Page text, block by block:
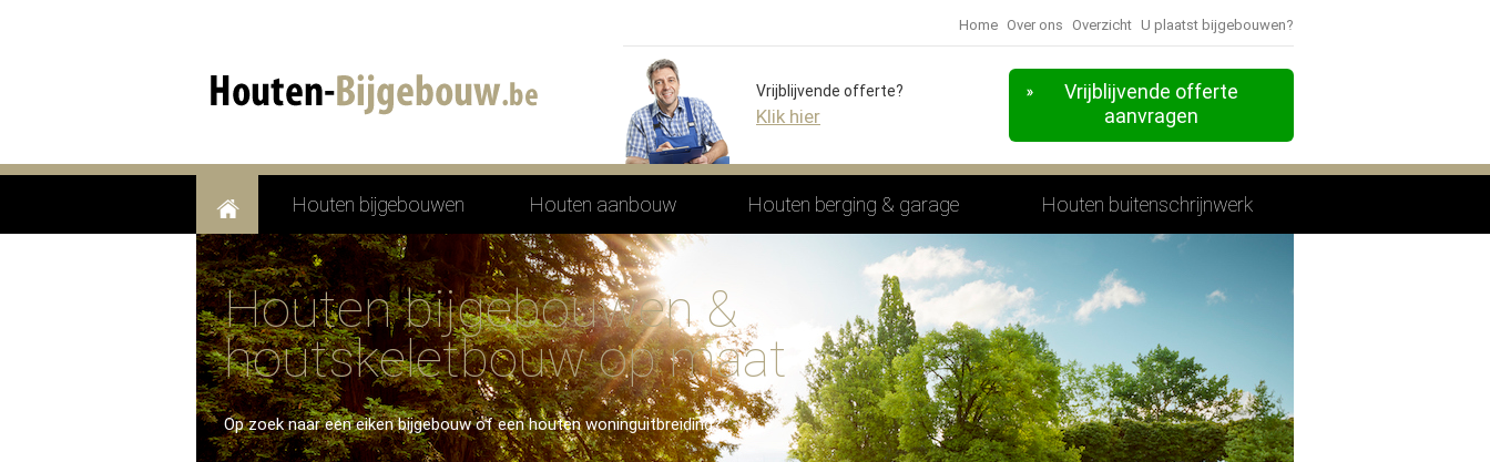
Home Over ons Overzicht U plaatst bijgebouwen?
Vrijblijvende offerte
aanvragen
Vrijblijvende offerte?
Klik hier
Houten bijgebouwen Houten aanbouw Houten berging & garage Houten buitenschrijnwerk
Houten bijgebouwen &
houtskeletbouw op maat
Op zoek naar een eiken bijgebouw of een houten woninguitbreiding?